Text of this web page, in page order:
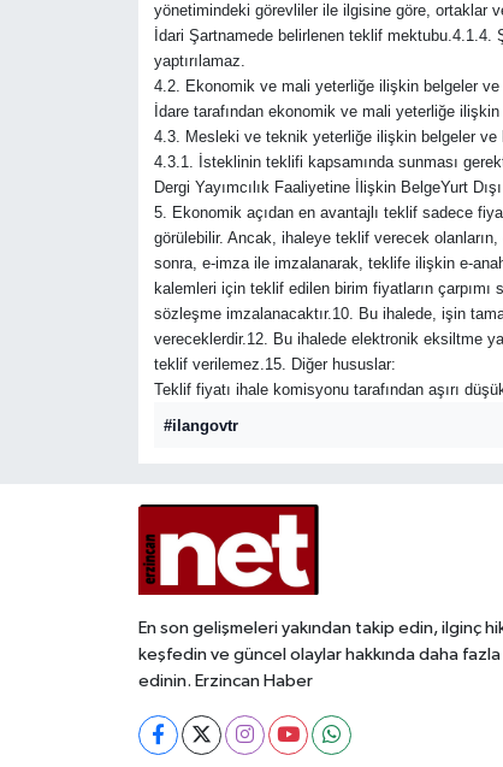
yönetimindeki görevliler ile ilgisine göre, ortaklar
İdari Şartnamede belirlenen teklif mektubu.4.1.4.
yaptırılamaz.
4.2. Ekonomik ve mali yeterliğe ilişkin belgeler ve
İdare tarafından ekonomik ve mali yeterliğe
4.3. Mesleki ve teknik yeterliğe ilişkin belgeler ve
4.3.1. İsteklinin teklifi kapsamında sunması
Dergi Yayımcılık Faaliyetine İlişkin BelgeYurt
5. Ekonomik açıdan en avantajlı teklif sadece
görülebilir. Ancak, ihaleye teklif verecek
sonra, e-imza ile imzalanarak, teklife ilişkin e-
kalemleri için teklif edilen birim fiyatların
sözleşme imzalanacaktır.10. Bu ihalede, işin
vereceklerdir.12. Bu ihalede elektronik eksiltme
teklif verilemez.15. Diğer hususlar:
Teklif fiyatı ihale komisyonu tarafından aşırı
#ilangovtr
En son gelişmeleri yakından takip edin, ilginç
keşfedin ve güncel olaylar hakkında daha
edinin. Erzincan Haber
SÜRMANŞET
VİDEO HABER